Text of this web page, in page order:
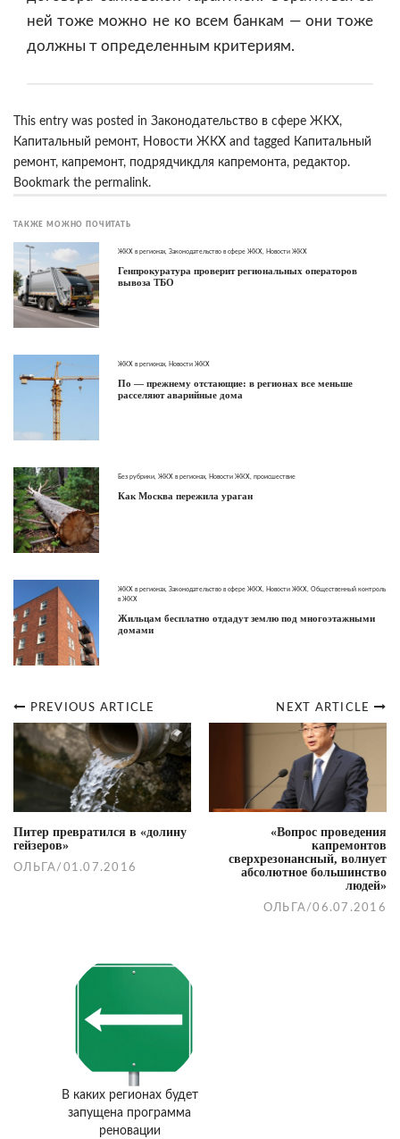
ней тоже можно не ко всем банкам — они тоже
должны т определенным критериям.
This entry was posted in Законодательство в сфере ЖКХ,
Капитальный ремонт, Новости ЖКХ and tagged Капитальный
ремонт, капремонт, подрядчикдля капремонта, редактор.
Bookmark the permalink.
ТАКЖЕ МОЖНО ПОЧИТАТЬ
ЖКХ в регионах Законодательство в сфере ЖКХ Новости ЖКХ
Генпрокуратура проверит региональных операторов
вывоза ТБО
ЖКХ в регионах Новости ЖКХ
По — прежнему отстающие: в регионах все меньше
расселяют аварийные дома
Без рубрики ЖКХ в регионах Новости ЖКХ происшествие
Как Москва пережила ураган
ЖКХ в регионах Законодательство в сфере ЖКХ Новости ЖКХ
Общественный контроль
в ЖКХ
Жильцам бесплатно отдадут землю под многоэтажными
домами
Post
navigation
NEXT ARTICLE
«Вопрос проведения
капремонтов
сверхрезонансный, волнует
абсолютное большинство
людей»
ОЛЬГА /06.07.2016
PREVIOUS ARTICLE
Питер превратился в «долину
гейзеров»
ОЛЬГА / 01.07.2016
В каких регионах будет
запущена программа
реновации